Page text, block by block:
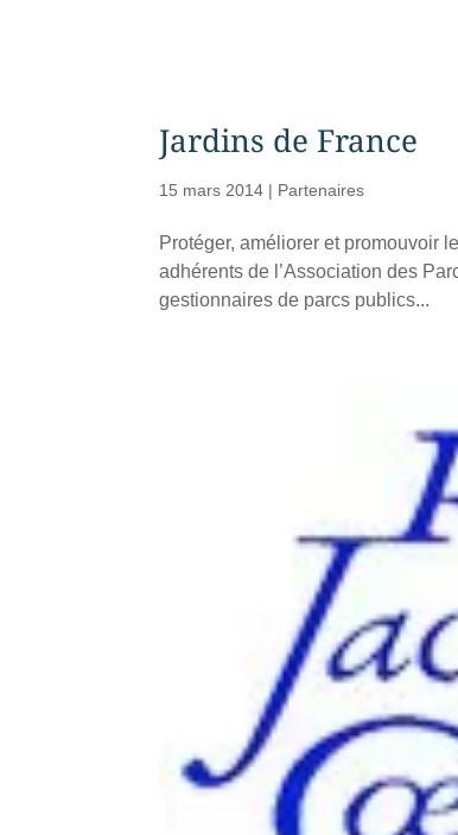
Jardins de France
15 mars 2014 | Partenaires
Protéger, améliorer et promouvoir
adhérents de l’Association des
gestionnaires de parcs publics...